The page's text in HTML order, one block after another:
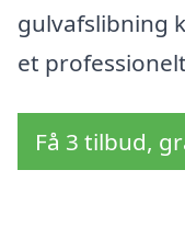
gulvafslibning
et
Få 3 tilbud,